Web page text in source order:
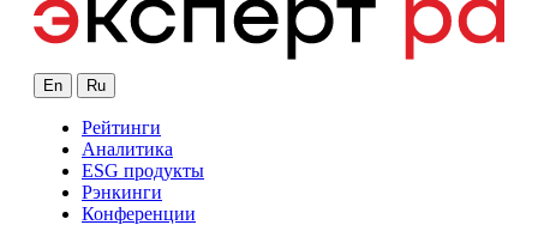
En Ru
Рейтинги
Аналитика
ESG продукты
Рэнкинги
Конференции